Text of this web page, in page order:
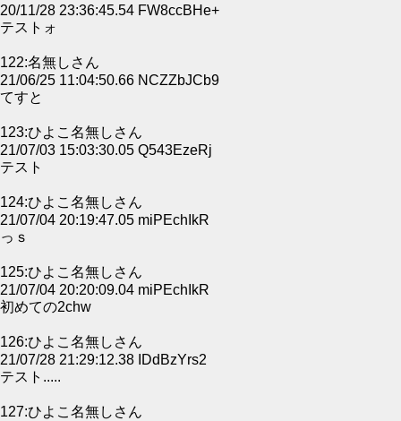
20/11/28 23:36:45.54 FW8ccBHe+
テストォ
122:名無しさん
21/06/25 11:04:50.66 NCZZbJCb9
てすと
123:ひよこ名無しさん
21/07/03 15:03:30.05 Q543EzeRj
テスト
124:ひよこ名無しさん
21/07/04 20:19:47.05 miPEchIkR
っｓ
125:ひよこ名無しさん
21/07/04 20:20:09.04 miPEchIkR
初めての2chw
126:ひよこ名無しさん
21/07/28 21:29:12.38 IDdBzYrs2
テスト.....
127:ひよこ名無しさん